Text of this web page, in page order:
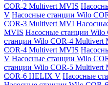
COR-2 Multivert MVIS
V Насосные станции Wilo
COR-3 Multivert MVI
MVIS Насосные станции
станции Wilo COR-4 Multivert
COR-4 Multivert MVIS
V Насосные станции Wilo
станции Wilo COR-5 Multivert
COR-6 HELIX V Насосные